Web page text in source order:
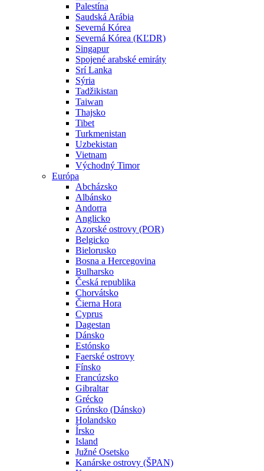
Palestína
Saudská Arábia
Severná Kórea
Severná Kórea (KĽDR)
Singapur
Spojené arabské emiráty
Srí Lanka
Sýria
Tadžikistan
Taiwan
Thajsko
Tibet
Turkmenistan
Uzbekistan
Vietnam
Východný Timor
Európa
Abcházsko
Albánsko
Andorra
Anglicko
Azorské ostrovy (POR)
Belgicko
Bielorusko
Bosna a Hercegovina
Bulharsko
Česká republika
Chorvátsko
Čierna Hora
Cyprus
Dagestan
Dánsko
Estónsko
Faerské ostrovy
Fínsko
Francúzsko
Gibraltar
Grécko
Grónsko (Dánsko)
Holandsko
Írsko
Island
Južné Osetsko
Kanárske ostrovy (ŠPAN)